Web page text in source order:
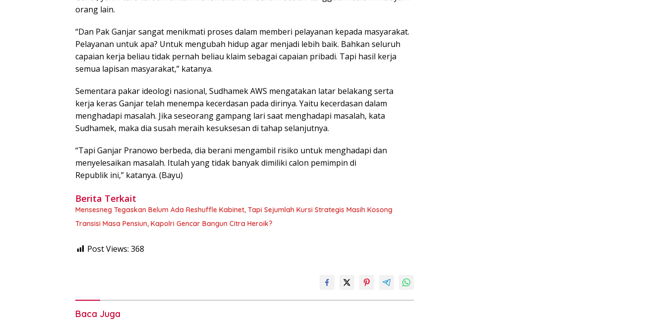
orang lain.
“Dan Pak Ganjar sangat menikmati proses dalam memberi pelayanan kepada masyarakat.
Pelayanan untuk apa? Untuk mengubah hidup agar menjadi lebih baik. Bahkan seluruh
capaian kerja beliau tidak pernah beliau klaim sebagai capaian pribadi. Tapi hasil kerja
semua lapisan masyarakat,” katanya.
Sementara pakar ideologi nasional, Sudhamek AWS mengatakan latar belakang serta
kerja keras Ganjar telah menempa kecerdasan pada dirinya. Yaitu kecerdasan dalam
menghadapi masalah. Jika seseorang gampang lari saat menghadapi masalah, kata
Sudhamek, maka dia susah meraih kesuksesan di tahap selanjutnya.
“Tapi Ganjar Pranowo berbeda, dia berani mengambil risiko untuk menghadapi dan
menyelesaikan masalah. Itulah yang tidak banyak dimiliki calon pemimpin di
Republik ini,” katanya. (Bayu)
Berita Terkait
Mensesneg Tegaskan Belum Ada Reshuffle Kabinet, Tapi Sejumlah Kursi Strategis Masih Kosong
Transisi Masa Pensiun, Kapolri Gencar Bangun Citra Heroik?
Post Views: 368
Baca Juga